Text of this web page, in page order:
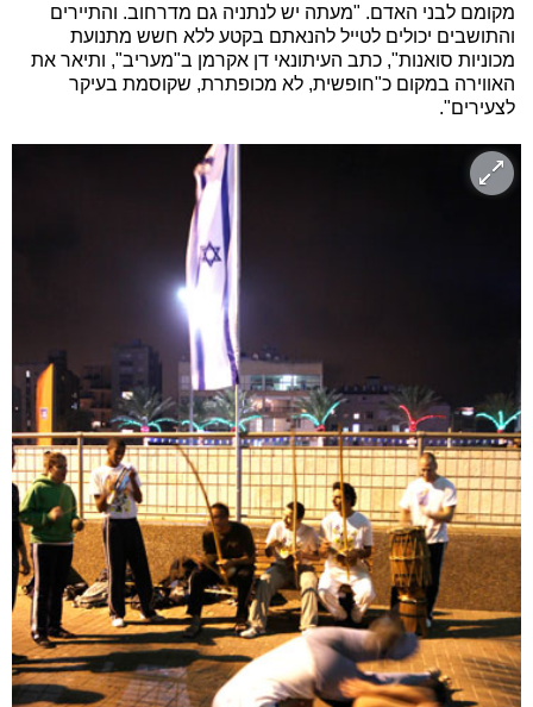
מקומם לבני האדם. "מעתה יש לנתניה גם מדרחוב. והתיירים
והתושבים יכולים לטייל להנאתם בקטע ללא חשש מתנועת
מכוניות סואנות", כתב העיתונאי דן אקרמן ב"מעריב", ותיאר את
האווירה במקום כ"חופשית, לא מכופתרת, שקוסמת בעיקר
לצעירים".